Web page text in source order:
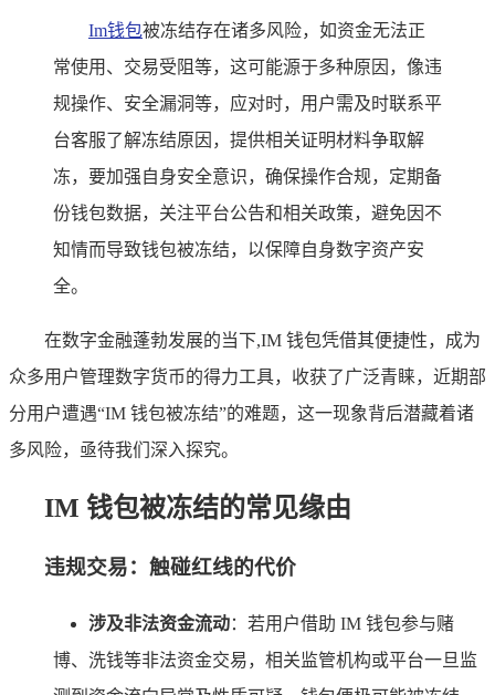
Im钱包被冻结存在诸多风险，如资金无法正
常使用、交易受阻等，这可能源于多种原因，像违
规操作、安全漏洞等，应对时，用户需及时联系平
台客服了解冻结原因，提供相关证明材料争取解
冻，要加强自身安全意识，确保操作合规，定期备
份钱包数据，关注平台公告和相关政策，避免因不
知情而导致钱包被冻结，以保障自身数字资产安
全。
在数字金融蓬勃发展的当下,IM 钱包凭借其便捷性，成为
众多用户管理数字货币的得力工具，收获了广泛青睐，近期部
分用户遭遇“IM 钱包被冻结”的难题，这一现象背后潜藏着诸
多风险，亟待我们深入探究。
IM 钱包被冻结的常见缘由
违规交易：触碰红线的代价
涉及非法资金流动：若用户借助 IM 钱包参与赌
博、洗钱等非法资金交易，相关监管机构或平台一旦监